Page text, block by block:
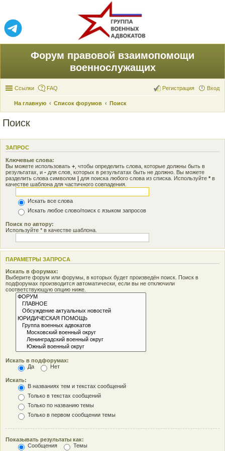
Форум правовой взаимопомощи
военнослужащих
Ссылки FAQ Вход
Регистрация
На главную Список форумов Поиск
Поиск
ЗАПРОС
Ключевые слова:
Вы можете использовать + , чтобы определить слова, которые должны быть в
результатах, и - для слов, которых в результатах быть не должно. Вы можете
разделить слова символом | для поиска любого слова из списка. Используйте * в
качестве шаблона для частичного совпадения.
Искать все слова
Искать любое слово/поиск с языком запросов
Поиск по автору:
Используйте * в качестве шаблона.
ПАРАМЕТРЫ ЗАПРОСА
Искать в форумах:
Выберите форум или форумы, в которых будет произведён поиск. Поиск в
подфорумах производится автоматически, если вы не отключили
соответствующую опцию ниже.
Искать в подфорумах:
Да
Нет
Искать:
В названиях тем и текстах сообщений
Только в текстах сообщений
Только по названию темы
Только в первом сообщении темы
Показывать результаты как:
Сообщения
Темы